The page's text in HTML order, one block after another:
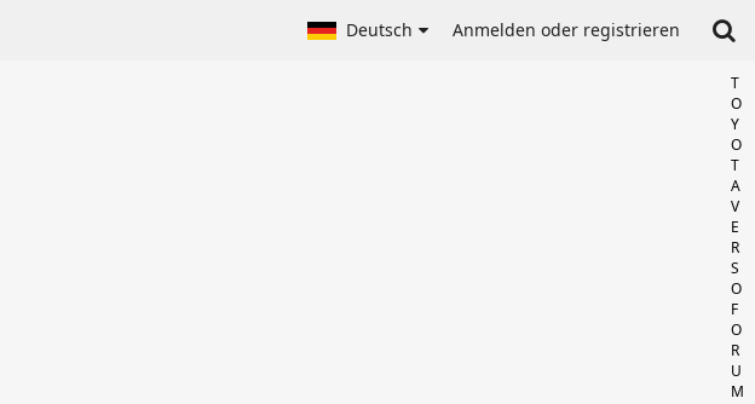
Deutsch Anmelden oder registrieren
T
O
Y
O
T
A
V
E
R
S
O
F
O
R
U
M